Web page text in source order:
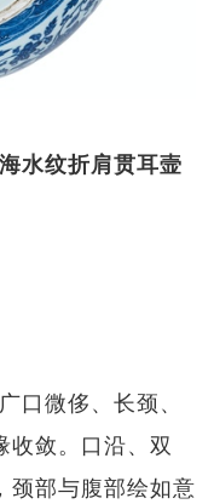
水纹折肩贯耳壸
口微侈、长颈、
收敛。口沿、双
颈部与腹部绘如意